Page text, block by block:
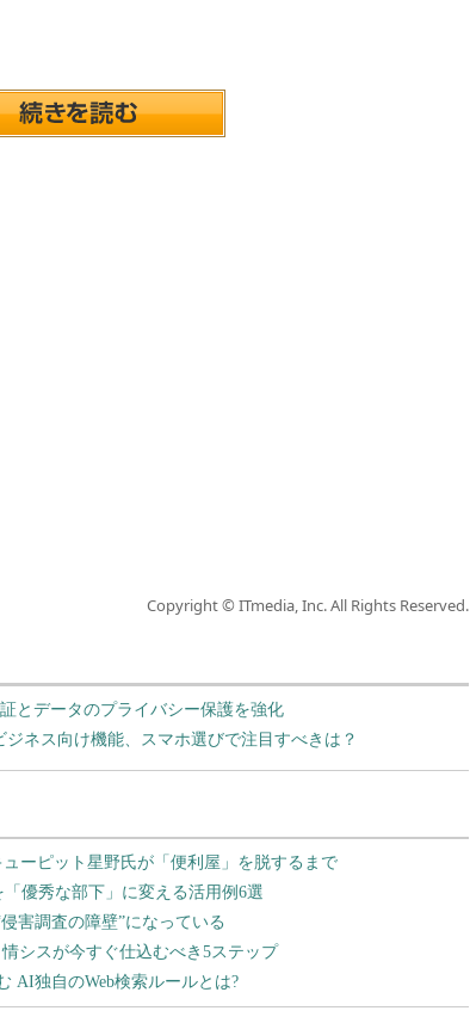
Copyright © ITmedia, Inc. All Rights Reserved.
とデータのプライバシー保護を強化
ジネス向け機能、スマホ選びで注目すべきは？